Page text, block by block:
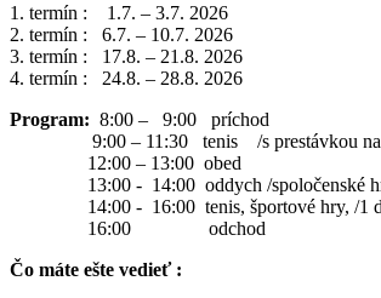
1. termín : 1.7. – 3.7. 2026
2. termín : 6.7. – 10.7. 2026
3. termín : 17.8. – 21.8. 2026
4. termín : 24.8. – 28.8. 2026
Program: 8:00 – 9:00 príchod
9:00 – 11:30 tenis /s prestávkou na
12:00 – 13:00 obed
13:00 - 14:00 oddych /spoločenské
14:00 - 16:00 tenis, športové hry, /1
16:00 odchod
Čo máte ešte vedieť :